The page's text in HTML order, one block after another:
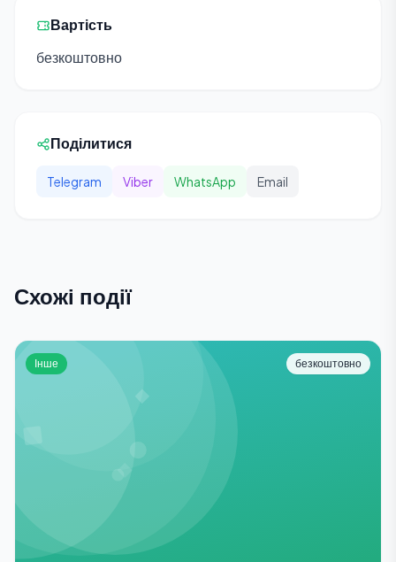
Вартість
безкоштовно
Поділитися
Telegram Viber WhatsApp Email
Схожі події
Інше безкоштовно